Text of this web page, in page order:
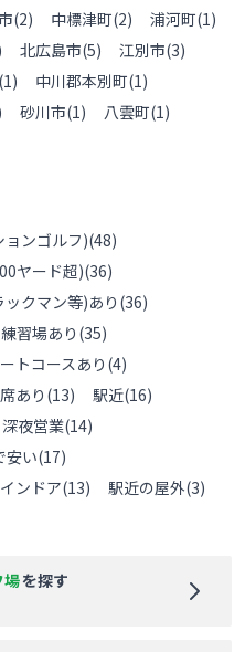
(2) 中標津町(2) 浦河町(1)
北広島市(5) 江別市(3)
(1) 中川郡本別町(1)
砂川市(1) 八雲町(1)
ンゴルフ)(48)
ヤード超)(36)
クマン等)あり (36)
習場あり (35)
トコースあり (4)
あり (13) 駅近(16)
深夜営業(14)
安い(17)
ンドア(13) 駅近の屋外(3)
場を探す